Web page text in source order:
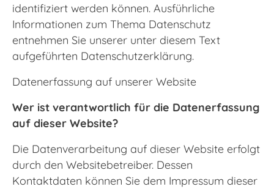
identifiziert werden können. Ausführliche
Informationen zum Thema Datenschutz
entnehmen Sie unserer unter diesem Text
aufgeführten Datenschutzerklärung.
Datenerfassung auf unserer Website
Wer ist verantwortlich für die Datenerfassung
auf dieser Website?
Die Datenverarbeitung auf dieser Website erfolgt
durch den Websitebetreiber. Dessen
Kontaktdaten können Sie dem Impressum dieser